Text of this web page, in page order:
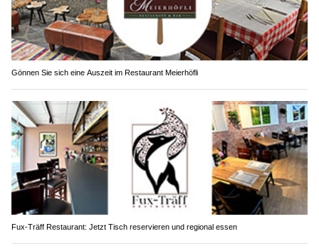
Gönnen Sie sich eine Auszeit im Restaurant Meierhöfli
Fux-Träff Restaurant: Jetzt Tisch reservieren und regional essen